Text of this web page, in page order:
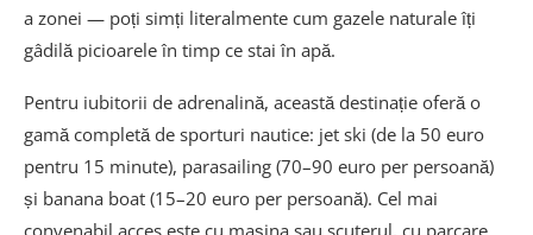
a zonei — poți simți literalmente cum gazele naturale îți
gâdilă picioarele în timp ce stai în apă.
Pentru iubitorii de adrenalină, această destinație oferă o
gamă completă de sporturi nautice: jet ski (de la 50 euro
pentru 15 minute), parasailing (70–90 euro per persoană)
și banana boat (15–20 euro per persoană). Cel mai